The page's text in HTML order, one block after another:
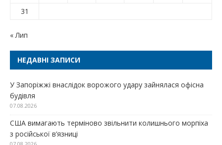
31
« Лип
НЕДАВНІ ЗАПИСИ
У Запоріжжі внаслідок ворожого удару зайнялася офісна
будівля
07.08.2026
США вимагають терміново звільнити колишнього морпіха
з російської в’язниці